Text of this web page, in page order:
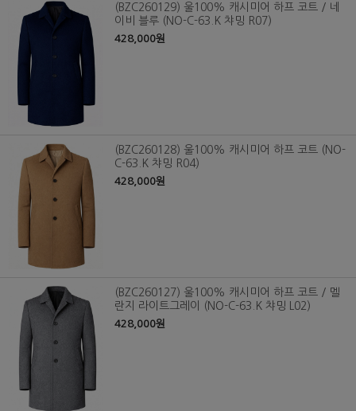
(BZC260129) 울100% 캐시미어 하프 코트 / 네
이비 블루 (NO-C-63.K 챠밍 R07)
428,000원
(BZC260128) 울100% 캐시미어 하프 코트 (NO-
C-63.K 챠밍 R04)
428,000원
(BZC260127) 울100% 캐시미어 하프 코트 / 멜
란지 라이트그레이 (NO-C-63.K 챠밍 L02)
428,000원